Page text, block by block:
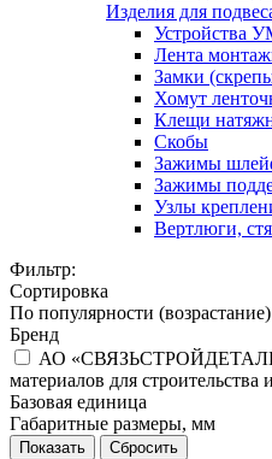
Изделия для
Устройства
Лента
Замки
Хомут
Клещи
Скобы
Зажимы
Зажимы
Узлы
Вертлюги,
Фильтр:
Сортировка
По популярности (возрастание)
Бренд
АО «СВЯЗЬСТРОЙДЕТАЛЬ»
материалов для строительства
Базовая единица
Габаритные размеры, мм
Показать Сбросить